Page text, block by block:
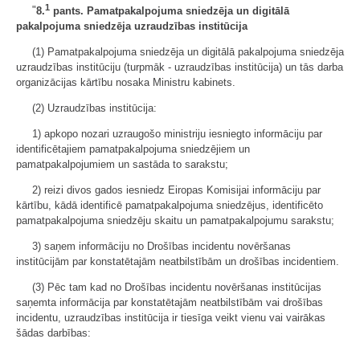
"8.1 pants. Pamatpakalpojuma sniedzēja un digitālā
pakalpojuma sniedzēja uzraudzības institūcija
(1) Pamatpakalpojuma sniedzēja un digitālā pakalpojuma sniedzēja
uzraudzības institūciju (turpmāk - uzraudzības institūcija) un tās darba
organizācijas kārtību nosaka Ministru kabinets.
(2) Uzraudzības institūcija:
1) apkopo nozari uzraugošo ministriju iesniegto informāciju par
identificētajiem pamatpakalpojuma sniedzējiem un
pamatpakalpojumiem un sastāda to sarakstu;
2) reizi divos gados iesniedz Eiropas Komisijai informāciju par
kārtību, kādā identificē pamatpakalpojuma sniedzējus, identificēto
pamatpakalpojuma sniedzēju skaitu un pamatpakalpojumu sarakstu;
3) saņem informāciju no Drošības incidentu novēršanas
institūcijām par konstatētajām neatbilstībām un drošības incidentiem.
(3) Pēc tam kad no Drošības incidentu novēršanas institūcijas
saņemta informācija par konstatētajām neatbilstībām vai drošības
incidentu, uzraudzības institūcija ir tiesīga veikt vienu vai vairākas
šādas darbības: